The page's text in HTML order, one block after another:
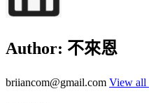
Author: 不來恩
briiancom@gmail.com View all